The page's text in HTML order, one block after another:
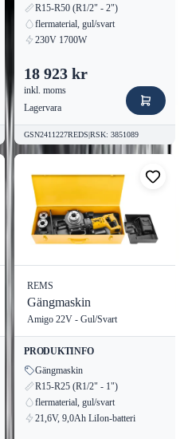
R15-R50 (R1/2" - 2")
flermaterial, gul/svart
230V 1700W
18 923 kr
inkl. moms
Lagervara
GSN2411227REDS|RSK: 3851089
REMS
Gängmaskin
Amigo 22V - Gul/Svart
PRODUKTINFO
Gängmaskin
R15-R25 (R1/2" - 1")
flermaterial, gul/svart
21,6V, 9,0Ah LiIon-batteri